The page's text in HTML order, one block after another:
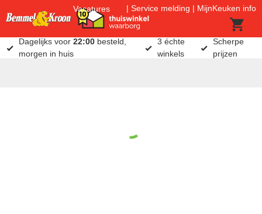
Vacatures Service melding MijnKeuken info
Dagelijks voor22:00 besteld,
morgen in huis
3 échte
winkels
Scherpe
prijzen